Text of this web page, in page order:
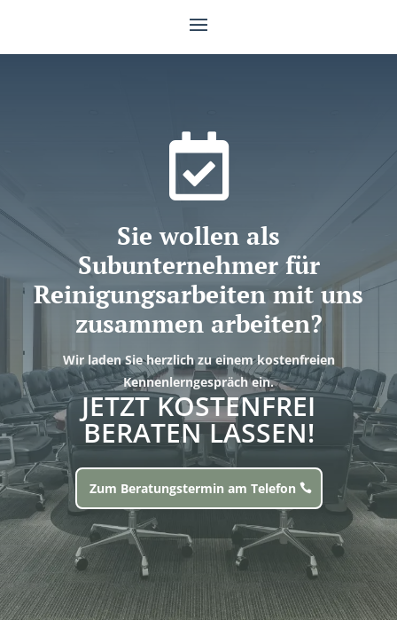
Sie wollen als
Subunternehmer für
Reinigungsarbeiten mit uns
zusammen arbeiten?
JETZT KOSTENFREI
BERATEN LASSEN!
Wir laden Sie herzlich zu einem kostenfreien
Kennenlerngespräch ein.

Zum Beratungstermin am Telefon